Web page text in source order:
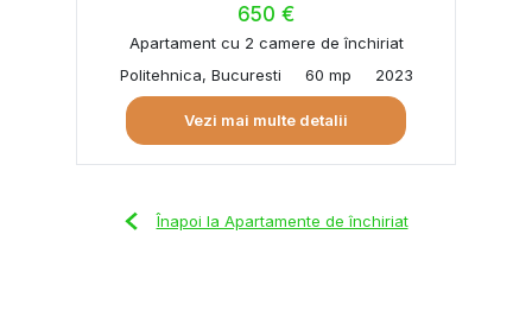
650 €
Apartament cu 2 camere de închiriat
Politehnica, Bucuresti
60 mp 2023
Vezi mai multe detalii
Înapoi la Apartamente de închiriat